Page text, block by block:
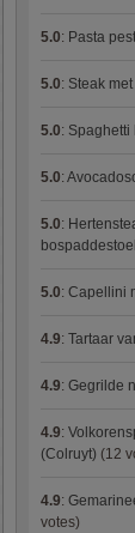
5.0: Pasta
5.0: Steak
5.0: Spaghetti
5.0:
5.0:
5.0: Capellini
4.9: Tartaar
4.9: Gegrilde
4.9:
(Colruyt) (12
4.9:
votes)